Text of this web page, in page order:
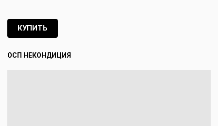
КУПИТЬ
ОСП НЕКОНДИЦИЯ